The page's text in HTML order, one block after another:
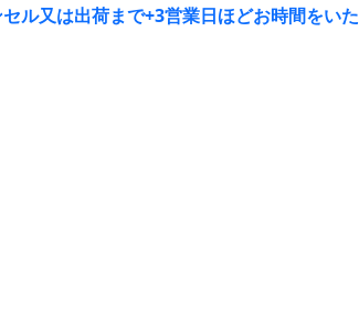
ル又は出荷まで+3営業日ほどお時間をいた